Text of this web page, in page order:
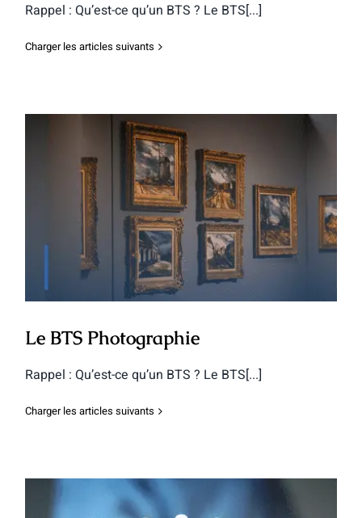
Rappel : Qu’est-ce qu’un BTS ? Le BTS[...]
Charger les articles suivants
Le BTS Photographie
Le BTS Photographie
Rappel : Qu’est-ce qu’un BTS ? Le BTS[...]
Charger les articles suivants